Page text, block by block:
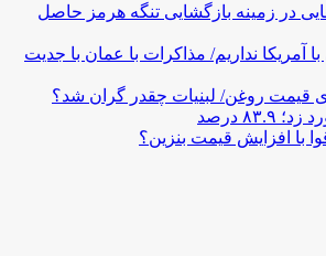
در زمینه بازگشایی تنگه هرمز حاصل
آمریکا نداریم/ مذاکرات با عمان با جدیت
درصد
با افزایش قیمت بنزین؟